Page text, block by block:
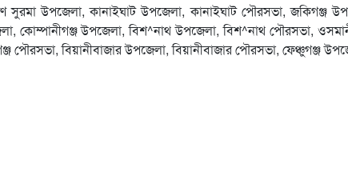
উপজেলা, কানাইঘাট উপজেলা, কানাইঘাট পৌরসভা, জকিগঞ্জ
কোম্পানীগঞ্জ উপজেলা, বিশ^নাথ উপজেলা, বিশ^নাথ পৌরসভা,
বিয়ানীবাজার উপজেলা, বিয়ানীবাজার পৌরসভা, ফেঞ্চুগঞ্জ